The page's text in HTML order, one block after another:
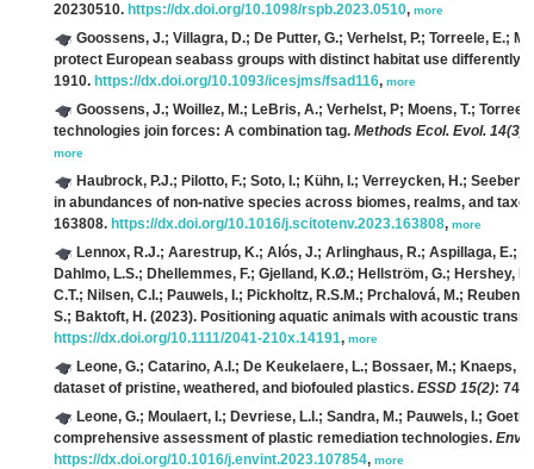
20230510. https://dx.doi.org/10.1098/rspb.2023.0510, more
Goossens, J.; Villagra, D.; De Putter, G.; Verhelst, P.; Torreele, E.;
protect European seabass groups with distinct habitat use differently.
1910. https://dx.doi.org/10.1093/icesjms/fsad116, more
Goossens, J.; Woillez, M.; LeBris, A.; Verhelst, P; Moens, T.;
technologies join forces: A combination tag. Methods Ecol. Evol. 14(3)
more
Haubrock, P.J.; Pilotto, F.; Soto, I.; Kühn, I.; Verreycken, H.;
in abundances of non-native species across biomes, realms, and
163808. https://dx.doi.org/10.1016/j.scitotenv.2023.163808, more
Lennox, R.J.; Aarestrup, K.; Alós, J.; Arlinghaus, R.; Aspillaga, E.;
Dahlmo, L.S.; Dhellemmes, F.; Gjelland, K.Ø.; Hellström, G.; Hershey,
C.T.; Nilsen, C.I.; Pauwels, I.; Pickholtz, R.S.M.; Prchalová, M.;
S.; Baktoft, H. (2023). Positioning aquatic animals with acoustic
https://dx.doi.org/10.1111/2041-210x.14191, more
Leone, G.; Catarino, A.I.; De Keukelaere, L.; Bossaer, M.; Knaeps,
dataset of pristine, weathered, and biofouled plastics. ESSD 15(2):
Leone, G.; Moulaert, I.; Devriese, L.I.; Sandra, M.; Pauwels, I.;
comprehensive assessment of plastic remediation technologies.
https://dx.doi.org/10.1016/j.envint.2023.107854, more